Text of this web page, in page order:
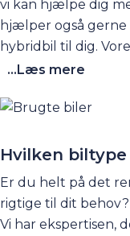
vi kan hjælpe dig
hjælper også
hybridbil til dig.
særdeles stort, og
sælger også nye
mereher. Vi har
kan tage et kig på
...Læs mere
Hvilken
Er du helt på det
rigtige til dit
Vi har ekspertisen,